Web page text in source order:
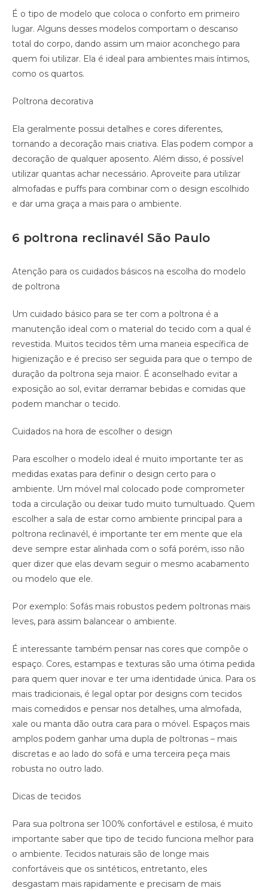
É o tipo de modelo que coloca o conforto em primeiro
lugar. Alguns desses modelos comportam o descanso
total do corpo, dando assim um maior aconchego para
quem foi utilizar. Ela é ideal para ambientes mais íntimos,
como os quartos.
Poltrona decorativa
Ela geralmente possui detalhes e cores diferentes,
tornando a decoração mais criativa. Elas podem compor a
decoração de qualquer aposento. Além disso, é possível
utilizar quantas achar necessário. Aproveite para utilizar
almofadas e puffs para combinar com o design escolhido
e dar uma graça a mais para o ambiente.
6 poltrona reclinavél São Paulo
Atenção para os cuidados básicos na escolha do modelo
de poltrona
Um cuidado básico para se ter com a poltrona é a
manutenção ideal com o material do tecido com a qual é
revestida. Muitos tecidos têm uma maneia específica de
higienização e é preciso ser seguida para que o tempo de
duração da poltrona seja maior. É aconselhado evitar a
exposição ao sol, evitar derramar bebidas e comidas que
podem manchar o tecido.
Cuidados na hora de escolher o design
Para escolher o modelo ideal é muito importante ter as
medidas exatas para definir o design certo para o
ambiente. Um móvel mal colocado pode comprometer
toda a circulação ou deixar tudo muito tumultuado. Quem
escolher a sala de estar como ambiente principal para a
poltrona reclinavél, é importante ter em mente que ela
deve sempre estar alinhada com o sofá porém, isso não
quer dizer que elas devam seguir o mesmo acabamento
ou modelo que ele.
Por exemplo: Sofás mais robustos pedem poltronas mais
leves, para assim balancear o ambiente.
É interessante também pensar nas cores que compõe o
espaço. Cores, estampas e texturas são uma ótima pedida
para quem quer inovar e ter uma identidade única. Para os
mais tradicionais, é legal optar por designs com tecidos
mais comedidos e pensar nos detalhes, uma almofada,
xale ou manta dão outra cara para o móvel. Espaços mais
amplos podem ganhar uma dupla de poltronas – mais
discretas e ao lado do sofá e uma terceira peça mais
robusta no outro lado.
Dicas de tecidos
Para sua poltrona ser 100% confortável e estilosa, é muito
importante saber que tipo de tecido funciona melhor para
o ambiente. Tecidos naturais são de longe mais
confortáveis que os sintéticos, entretanto, eles
desgastam mais rapidamente e precisam de mais